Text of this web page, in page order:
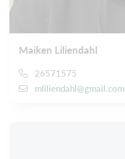
Maiken Liliendahl
26571575
mliliendahl@gmail.com